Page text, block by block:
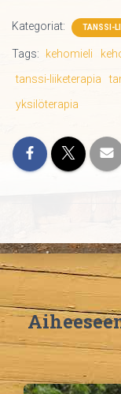
Kategoriat: TANSSI-
Tags: kehomieli
tanssi-liiketerapia
yksilöterapia